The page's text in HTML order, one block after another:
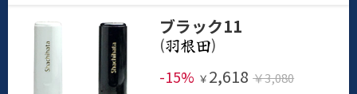
ブラック11
(
)
-15% ￥ 2,618 ￥3,080